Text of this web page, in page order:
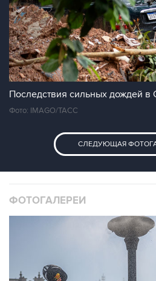
Последствия сильных дождей в
Фото: IMAGO/ТАСС
СЛЕДУЮЩАЯ
ФОТОГАЛЕРЕИ